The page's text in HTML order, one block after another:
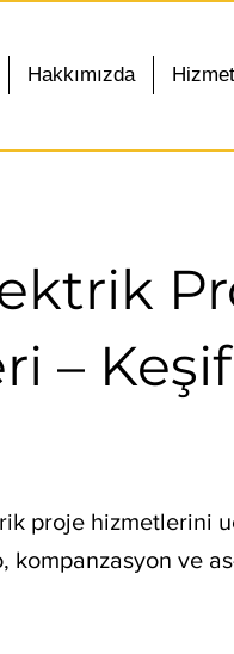
Hakkımızda
–
proje hizmetlerini
ve